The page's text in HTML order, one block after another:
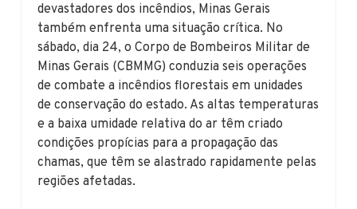
devastadores dos incêndios, Minas Gerais
também enfrenta uma situação crítica. No
sábado, dia 24, o Corpo de Bombeiros Militar de
Minas Gerais (CBMMG) conduzia seis operações
de combate a incêndios florestais em unidades
de conservação do estado. As altas temperaturas
e a baixa umidade relativa do ar têm criado
condições propícias para a propagação das
chamas, que têm se alastrado rapidamente pelas
regiões afetadas.